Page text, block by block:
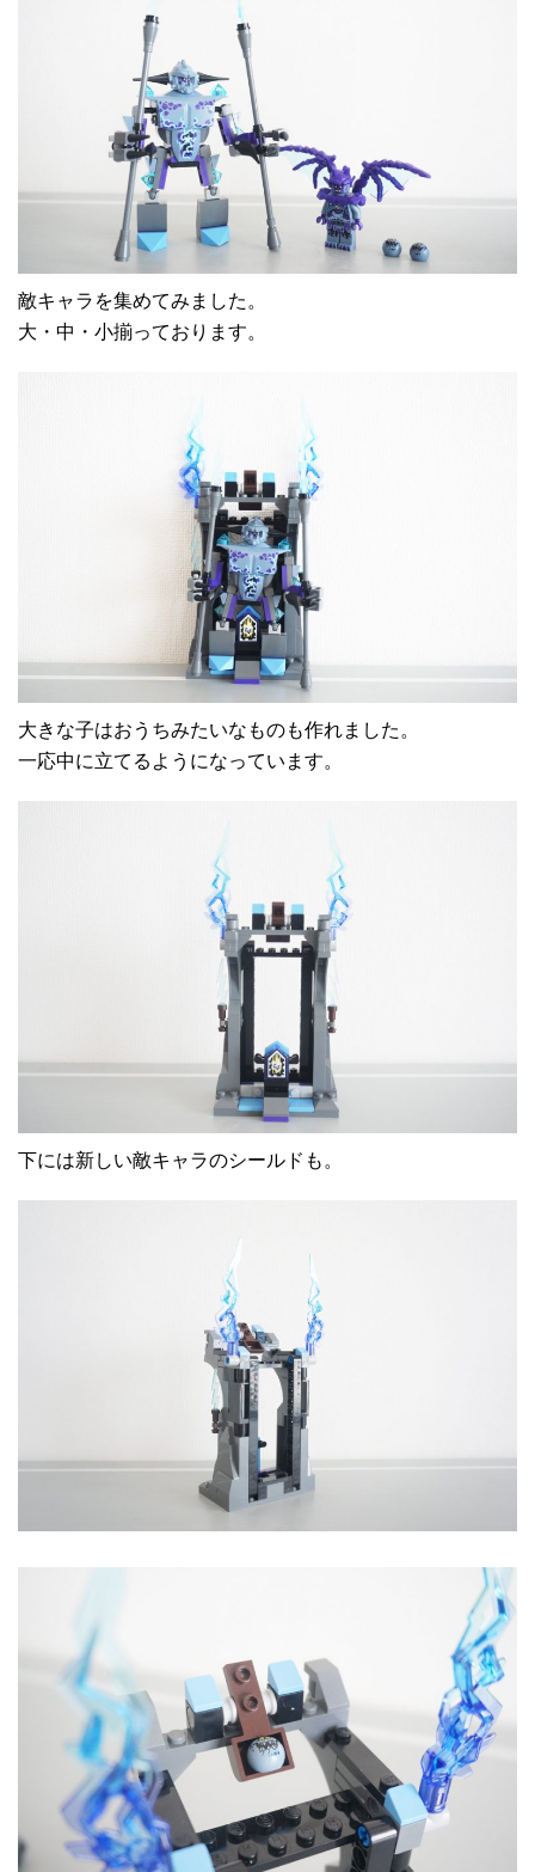
敵キャラを集めてみました。
大・中・小揃っております。
大きな子はおうちみたいなものも作れました。
一応中に立てるようになっています。
下には新しい敵キャラのシールドも。